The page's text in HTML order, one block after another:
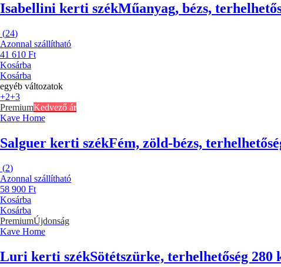
Isabellini kerti székMűanyag, bézs,
(24)
Azonnal szállítható
41 610 Ft
Kosárba
Kosárba
egyéb változatok
+2+3
PremiumKedvező ár
Kave Home
Salguer kerti székFém, zöld-bézs,
(2)
Azonnal szállítható
58 900 Ft
Kosárba
Kosárba
PremiumÚjdonság
Kave Home
Luri kerti székSötétszürke, terhelhetőség 280